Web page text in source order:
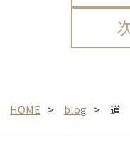
HOME blog 道